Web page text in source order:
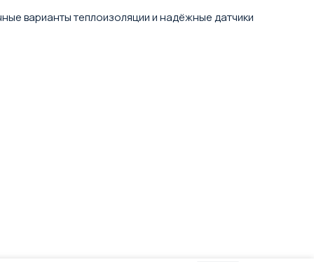
варианты теплоизоляции и надёжные датчики